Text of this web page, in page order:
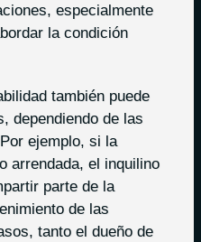
especialmente
la condición
también puede
dependiendo de las
ejemplo, si la
arrendada, el inquilino
parte de la
de las
tanto el dueño de